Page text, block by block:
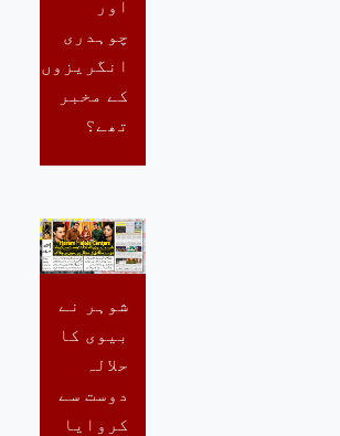
اور
چوہدری
انگریزوں
کے مخبر
تھے؟
شوہر نے
بیوی کا
حلالہ
دوست سے
کروایا